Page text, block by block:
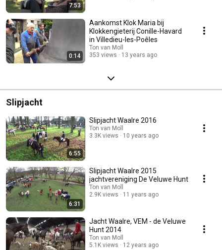
7:53
0:14
Aankomst Klok Maria bij
Klokkengieterij Conille-Havard
in Villedieu-les-Poêles
Ton van Moll
353 views
13 years ago
Slipjacht
6:55
Slipjacht Waalre 2016
Ton van Moll
3.3K views
10 years ago
6:31
Slipjacht Waalre 2015
jachtvereniging De Veluwe Hunt
Ton van Moll
2.9K views
11 years ago
Jacht Waalre, VEM - de Veluwe
Hunt 2014
Ton van Moll
5.1K views
12 years ago